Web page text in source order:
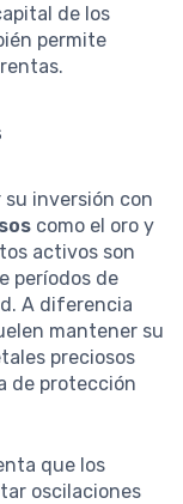
de los
permite
inversión con
como el oro y
activos son
períodos de
A diferencia
mantener su
preciosos
de protección
que los
oscilaciones